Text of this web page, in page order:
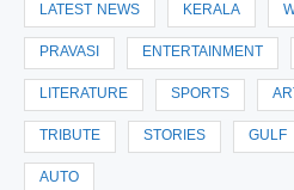
LATEST NEWS KERALA
PRAVASI ENTERTAINMENT
LITERATURE SPORTS
TRIBUTE STORIES GULF
AUTO